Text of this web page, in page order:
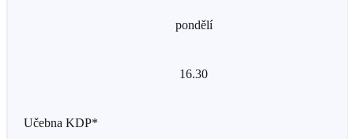
pondělí
16.30
Učebna KDP*